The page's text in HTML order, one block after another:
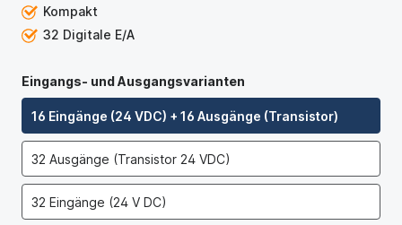
Kompakt
32 Digitale E/A
Eingangs- und Ausgangsvarianten
16 Eingänge (24 VDC) + 16 Ausgänge (Transistor)
32 Ausgänge (Transistor 24 VDC)
32 Eingänge (24 V DC)